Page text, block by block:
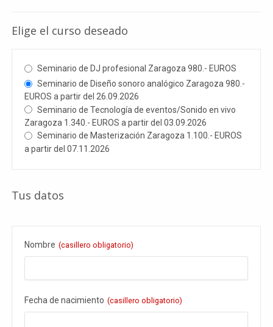
Elige el curso deseado
Seminario de DJ profesional Zaragoza 980.- EUROS
Seminario de Diseño sonoro analógico Zaragoza 980.-
EUROS a partir del 26.09.2026
Seminario de Tecnología de eventos/Sonido en vivo
Zaragoza 1.340.- EUROS a partir del 03.09.2026
Seminario de Masterización Zaragoza 1.100.- EUROS
a partir del 07.11.2026
Tus datos
Nombre (casillero obligatorio)
Fecha de nacimiento (casillero obligatorio)